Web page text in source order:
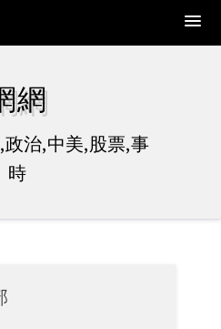
網
治,中美,股票,事
時